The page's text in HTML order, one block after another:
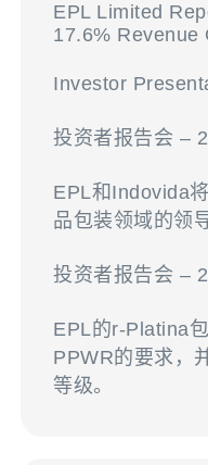
EPL Limited
17.6% Revenue
Investor
投资者报告会 –
EPL和Indovida
品包装领域的领
投资者报告会 –
EPL的r-Platina
PPWR的要求，
等级。